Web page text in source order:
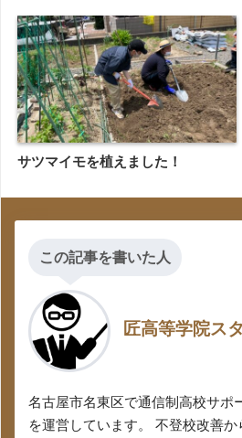
サツマイモを植えました！
この記事を書いた人
匠高等学院ス
名古屋市名東区で通信制高校サポ
を運営しています。 不登校改善